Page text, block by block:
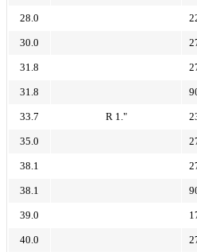
28.0
30.0
31.8
31.8
33.7 R 1."
35.0
38.1
38.1
39.0
40.0